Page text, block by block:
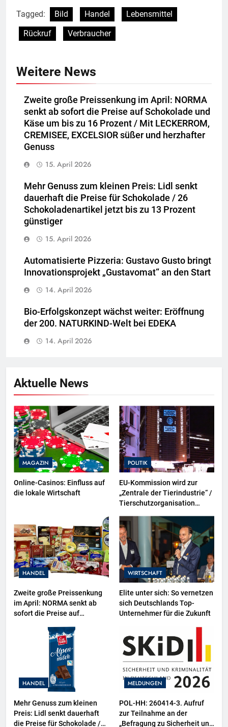
Tagged: Bild Handel
Lebensmittel
Rückruf
Verbraucher
Weitere News
Zweite große Preissenkung im April: NORMA
senkt ab sofort die Preise auf Schokolade und
Käse um bis zu 16 Prozent / Mit LECKERROM,
CREMISEE, EXCELSIOR süßer und herzhafter
Genuss
15. April 2026
Mehr Genuss zum kleinen Preis: Lidl senkt
dauerhaft die Preise für Schokolade / 26
Schokoladenartikel jetzt bis zu 13 Prozent
günstiger
15. April 2026
Automatisierte Pizzeria: Gustavo Gusto bringt
Innovationsprojekt „Gustavomat“ an den Start
14. April 2026
Bio-Erfolgskonzept wächst weiter: Eröffnung
der 200. NATURKIND-Welt bei EDEKA
14. April 2026
Aktuelle News
MAGAZIN
Online-Casinos: Einfluss auf
die lokale Wirtschaft
POLITIK
EU-Kommission wird zur
„Zentrale der Tierindustrie“ /
Tierschutzorganisation
Projektion in Brüssel die
Nähe der EU-Kommission zur
Tierindustrie an
HANDEL
Zweite große Preissenkung
im April: NORMA senkt ab
sofort die Preise auf
zu 16 Prozent / Mit
LECKERROM, CREMISEE,
EXCELSIOR süßer und
herzhafter Genuss
WIRTSCHAFT
Elite unter sich: So vernetzen
sich Deutschlands Top-
Unternehmer für die Zukunft
HANDEL
Mehr Genuss zum kleinen
Preis: Lidl senkt dauerhaft
die Preise für Schokolade /
MELDUNGEN
POL-HH: 260414-3. Aufruf
zur Teilnahme an der
„Befragung zu Sicherheit und